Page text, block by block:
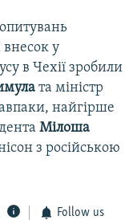
у
в Чехії зробили
та міністр
найгірше
Мілоша
з російською
Follow us